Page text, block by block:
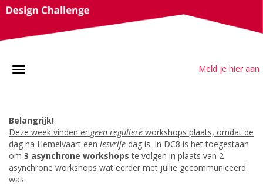
Meld je hier aan
Belangrijk!
Deze week vinden er geen reguliere workshops plaats, omdat de
dag na Hemelvaart een lesvrije dag is. In DC8 is het toegestaan
om 3 asynchrone workshops te volgen in plaats van 2
asynchrone workshops wat eerder met jullie gecommuniceerd
was.